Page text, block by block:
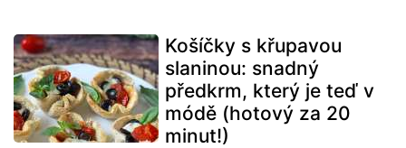
Košíčky s křupavou
slaninou: snadný
předkrm, který je teď v
módě (hotový za 20
minut!)